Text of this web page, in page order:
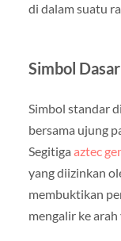
di dalam suatu
Simbol
Simbol standar
bersama ujung
Segitiga aztec
yang diizinkan
membuktikan
mengalir ke